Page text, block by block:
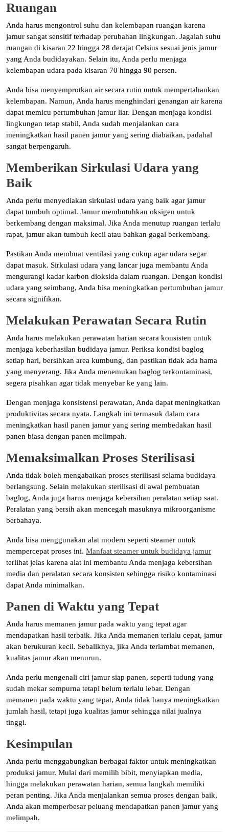
Ruangan
Anda harus mengontrol suhu dan kelembapan ruangan karena
jamur sangat sensitif terhadap perubahan lingkungan. Jagalah suhu
ruangan di kisaran 22 hingga 28 derajat Celsius sesuai jenis jamur
yang Anda budidayakan. Selain itu, Anda perlu menjaga
kelembapan udara pada kisaran 70 hingga 90 persen.
Anda bisa menyemprotkan air secara rutin untuk mempertahankan
kelembapan. Namun, Anda harus menghindari genangan air karena
dapat memicu pertumbuhan jamur liar. Dengan menjaga kondisi
lingkungan tetap stabil, Anda sudah menjalankan cara
meningkatkan hasil panen jamur yang sering diabaikan, padahal
sangat berpengaruh.
Memberikan Sirkulasi Udara yang
Baik
Anda perlu menyediakan sirkulasi udara yang baik agar jamur
dapat tumbuh optimal. Jamur membutuhkan oksigen untuk
berkembang dengan maksimal. Jika Anda menutup ruangan terlalu
rapat, jamur akan tumbuh kecil atau bahkan gagal berkembang.
Pastikan Anda membuat ventilasi yang cukup agar udara segar
dapat masuk. Sirkulasi udara yang lancar juga membantu Anda
mengurangi kadar karbon dioksida dalam ruangan. Dengan kondisi
udara yang seimbang, Anda bisa meningkatkan pertumbuhan jamur
secara signifikan.
Melakukan Perawatan Secara Rutin
Anda harus melakukan perawatan harian secara konsisten untuk
menjaga keberhasilan budidaya jamur. Periksa kondisi baglog
setiap hari, bersihkan area kumbung, dan pastikan tidak ada hama
yang menyerang. Jika Anda menemukan baglog terkontaminasi,
segera pisahkan agar tidak menyebar ke yang lain.
Dengan menjaga konsistensi perawatan, Anda dapat meningkatkan
produktivitas secara nyata. Langkah ini termasuk dalam cara
meningkatkan hasil panen jamur yang sering membedakan hasil
panen biasa dengan panen melimpah.
Memaksimalkan Proses Sterilisasi
Anda tidak boleh mengabaikan proses sterilisasi selama budidaya
berlangsung. Selain melakukan sterilisasi di awal pembuatan
baglog, Anda juga harus menjaga kebersihan peralatan setiap saat.
Peralatan yang bersih akan mencegah masuknya mikroorganisme
berbahaya.
Anda bisa menggunakan alat modern seperti steamer untuk
mempercepat proses ini. Manfaat steamer untuk budidaya jamur
terlihat jelas karena alat ini membantu Anda menjaga kebersihan
media dan peralatan secara konsisten sehingga risiko kontaminasi
dapat Anda minimalkan.
Panen di Waktu yang Tepat
Anda harus memanen jamur pada waktu yang tepat agar
mendapatkan hasil terbaik. Jika Anda memanen terlalu cepat, jamur
akan berukuran kecil. Sebaliknya, jika Anda terlambat memanen,
kualitas jamur akan menurun.
Anda perlu mengenali ciri jamur siap panen, seperti tudung yang
sudah mekar sempurna tetapi belum terlalu lebar. Dengan
memanen pada waktu yang tepat, Anda tidak hanya meningkatkan
jumlah hasil, tetapi juga kualitas jamur sehingga nilai jualnya
tinggi.
Kesimpulan
Anda perlu menggabungkan berbagai faktor untuk meningkatkan
produksi jamur. Mulai dari memilih bibit, menyiapkan media,
hingga melakukan perawatan harian, semua langkah memiliki
peran penting. Jika Anda menjalankan semua proses dengan baik,
Anda akan memperbesar peluang mendapatkan panen jamur yang
melimpah.